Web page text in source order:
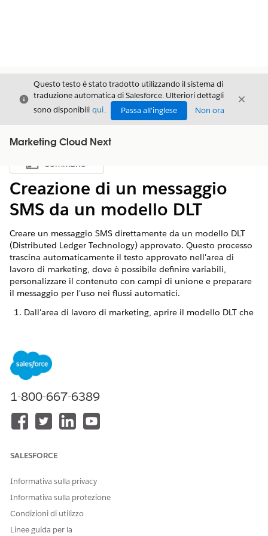
Chiudi
Questo testo è stato tradotto utilizzando il sistema di
traduzione automatica di Salesforce. Ulteriori dettagli
sono disponibili qui. Passa all'inglese Non ora
Chiudi
Marketing Cloud Next
Mostra sommario
Sommario
Creazione di un messaggio
SMS da un modello DLT
Creare un messaggio SMS direttamente da un modello DLT
(Distributed Ledger Technology) approvato. Questo processo
trascina automaticamente il testo approvato nell'area di
lavoro di marketing, dove è possibile definire variabili,
personalizzare il contenuto con campi di unione e preparare
il messaggio per l'uso nei flussi automatici.
Dall'area di lavoro di marketing, aprire il modello DLT che
accanto a
Immettere un titolo e una descrizione del messaggio. Il
campo Messaggio viene compilato automaticamente a
Immettere i valori delle variabili utilizzate nel messaggio,
ad esempio URL, Alfanumerico o Numerico. In alternativa,
è anche possibile utilizzare i campi di unione per sostituire
NOTA
Non sono presenti convalide per assicurarsi di
blocco può causare il rifiuto dei messaggi da parte
1-800-667-6389
SALESFORCE
Informativa sulla privacy
Informativa sulla protezione
Condizioni di utilizzo
Linee guida per la